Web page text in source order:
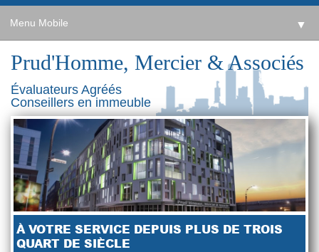
Menu Mobile ▼
Prud'Homme, Mercier & Associés
Évaluateurs Agréés
Conseillers en immeuble
À VOTRE SERVICE DEPUIS PLUS DE TROIS
QUART DE SIÈCLE